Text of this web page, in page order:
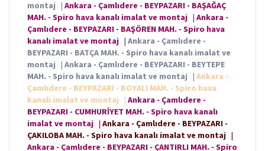
montaj | Ankara - Çamlıdere - BEYPAZARI - BAŞAĞAÇ
MAH. - Spiro hava kanalı imalat ve montaj | Ankara -
Çamlıdere - BEYPAZARI - BAŞÖREN MAH. - Spiro hava
kanalı imalat ve montaj | Ankara - Çamlıdere -
BEYPAZARI - BATÇA MAH. - Spiro hava kanalı imalat ve
montaj | Ankara - Çamlıdere - BEYPAZARI - BEYTEPE
MAH. - Spiro hava kanalı imalat ve montaj | Ankara -
Çamlıdere - BEYPAZARI - BOYALI MAH. - Spiro hava
kanalı imalat ve montaj
| Ankara - Çamlıdere -
BEYPAZARI - CUMHURİYET MAH. - Spiro hava kanalı
imalat ve montaj | Ankara - Çamlıdere - BEYPAZARI -
ÇAKILOBA MAH. - Spiro hava kanalı imalat ve montaj |
Ankara - Çamlıdere - BEYPAZARI - ÇANTIRLI MAH. - Spiro